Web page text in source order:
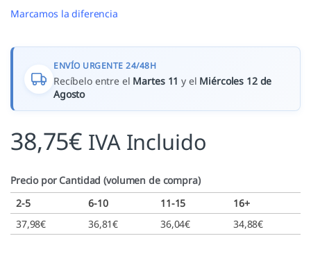
Marcamos la diferencia
ENVÍO URGENTE 24/48H
Recíbelo entre el Martes 11 y el Miércoles 12 de
Agosto
38,75€ IVA Incluido
Precio por Cantidad (volumen de compra)
2-5
6-10 11-15
16+
37,98€ 36,81€ 36,04€ 34,88€